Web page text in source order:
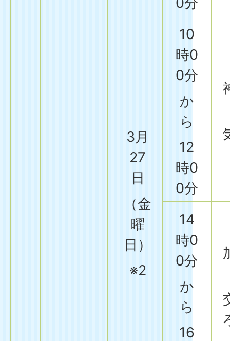
3月
27
日
（金
曜
日）
※2
10
時0
0分
か
ら
12
時0
0分
14
時0
0分
か
ら
16